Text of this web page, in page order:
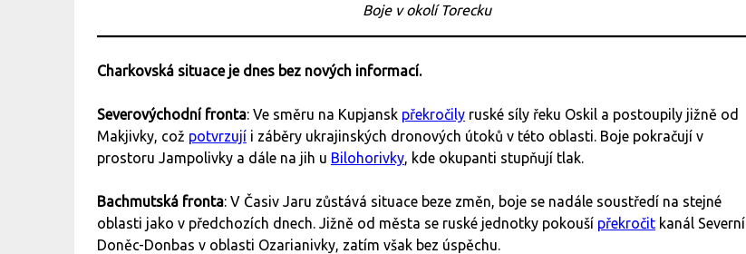
Boje v okolí Torecku
Charkovská situace je dnes bez nových informací.
Severovýchodní fronta: Ve směru na Kupjansk překročily ruské síly řeku Oskil a postoupily jižně od
Makjivky, což potvrzují i záběry ukrajinských dronových útoků v této oblasti. Boje pokračují v
prostoru Jampolivky a dále na jih u Bilohorivky, kde okupanti stupňují tlak.
Bachmutská fronta: V Časiv Jaru zůstává situace beze změn, boje se nadále soustředí na stejné
oblasti jako v předchozích dnech. Jižně od města se ruské jednotky pokouší překročit kanál Severní
Doněc-Donbas v oblasti Ozarianivky, zatím však bez úspěchu.